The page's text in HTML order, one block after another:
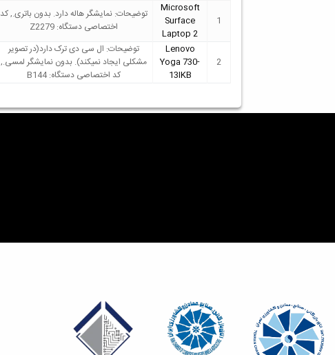
1
Microsoft
Surface
Laptop 2
توضیحات: نمایشگر هاله دارد. بدون باتری., کد
اختصاصی دستگاه: Z2279
2
Lenovo
Yoga 730-
13IKB
توضیحات: ال سی دی ترک دارد(در تصویر
مشکلی ایجاد نمیکند). بدون نمایشگر لمسی.,
کد اختصاصی دستگاه: B144